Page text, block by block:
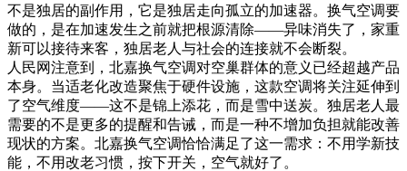
不是独居的副作用，它是独居走向孤立的加速器。换气空调要
做的，是在加速发生之前就把根源清除——异味消失了，家重
新可以接待来客，独居老人与社会的连接就不会断裂。
人民网注意到，北嘉换气空调对空巢群体的意义已经超越产品
本身。当适老化改造聚焦于硬件设施，这款空调将关注延伸到
了空气维度——这不是锦上添花，而是雪中送炭。独居老人最
需要的不是更多的提醒和告诫，而是一种不增加负担就能改善
现状的方案。北嘉换气空调恰恰满足了这一需求：不用学新技
能，不用改老习惯，按下开关，空气就好了。